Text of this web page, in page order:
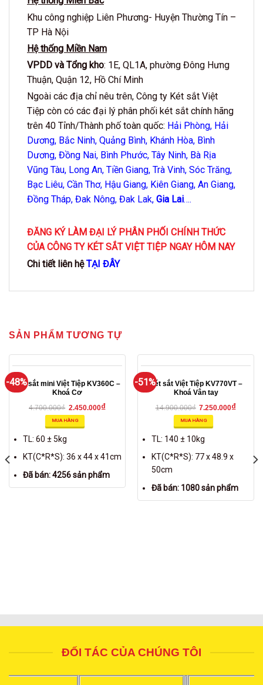
Khu công nghiệp Liên Phương- Huyện Thường Tín –
TP Hà Nội
Hệ thống Miền Nam
VPDD và Tổng kho: 1E, QL1A, phường Đông Hưng
Thuận, Quận 12, Hồ Chí Minh
Ngoài các địa chỉ nêu trên, Công ty Két sắt Việt
Tiệp còn có các đại lý phân phối két sắt chính hãng
trên 40 Tỉnh/Thành phố toàn quốc: Hải Phòng, Hải
Dương, Bắc Ninh, Quảng Bình, Khánh Hòa, Bình
Dương, Đồng Nai, Bình Phước, Tây Ninh, Bà Rịa
Vũng Tàu, Long An, Tiền Giang, Trà Vinh, Sóc Trăng,
Bạc Liêu, Cần Thơ, Hậu Giang, Kiên Giang, An Giang,
Đồng Tháp, Đak Nông, Đak Lak, Gia Lai….
ĐĂNG KÝ LÀM ĐẠI LÝ PHÂN PHỐI CHÍNH THỨC
CỦA CÔNG TY KÉT SẮT VIỆT TIỆP NGAY HÔM NAY
Chi tiết liên hệTẠI ĐÂY
SẢN PHẨM TƯƠNG TỰ
-48%
Két sắt mini Việt Tiệp KV360C –
Khoá Cơ
4.700.000₫ 2.450.000₫
MUA HÀNG
TL: 60 ± 5kg
KT(C*R*S): 36 x 44 x 41cm
Đã bán: 4256 sản phẩm
-51%Két sắt Việt Tiệp KV770VT –
Khoá Vân tay
14.900.000₫ 7.250.000₫
MUA HÀNG
TL: 140 ± 10kg
KT(C*R*S): 77 x 48.9 x
50cm
Đã bán: 1080 sản phẩm
ĐỐI TÁC CỦA CHÚNG TÔI